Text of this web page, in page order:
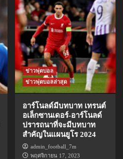
ข่าวฟุตบอล
ข่าวฟุตบอลล่าสุด
อาร์โนลด์มีบทบาท เทรนต์
อเล็กซานเดอร์-อาร์โนลด์
ปรารถนาที่จะมีบทบาท
สำคัญในแผนยูโร 2024
admin_football_7m
พฤศจิกายน 17, 2023